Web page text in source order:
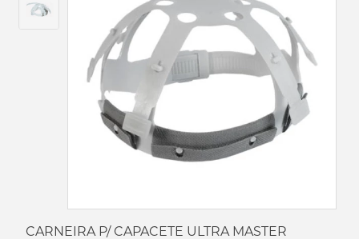
CARNEIRA P/ CAPACETE ULTRA MASTER